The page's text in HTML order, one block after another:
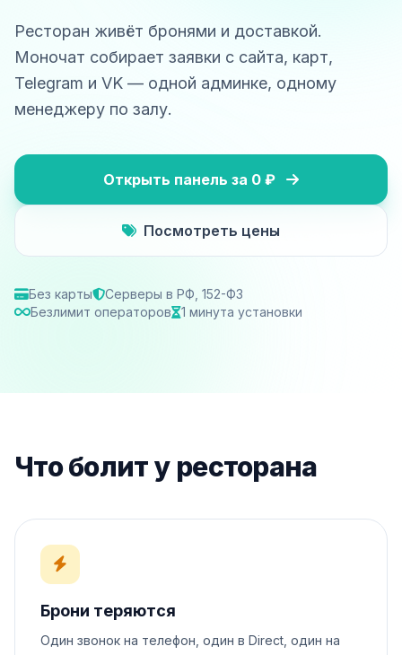
Ресторан живёт бронями и доставкой.
Моночат собирает заявки с сайта, карт,
Telegram и VK — одной админке, одному
менеджеру по залу.
Открыть панель за 0 ₽
Посмотреть цены
Без карты
Серверы в РФ, 152-ФЗ
Безлимит операторов
1 минута установки
Что болит у ресторана
Брони теряются
Один звонок на телефон, один в Direct, один на